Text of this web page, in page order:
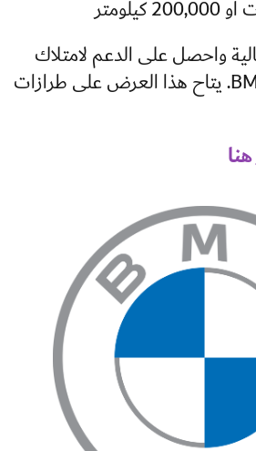
واحصل على الدعم لامتلاك
سيارة جديدة من BMW. يتاح هذا العرض على طرازات